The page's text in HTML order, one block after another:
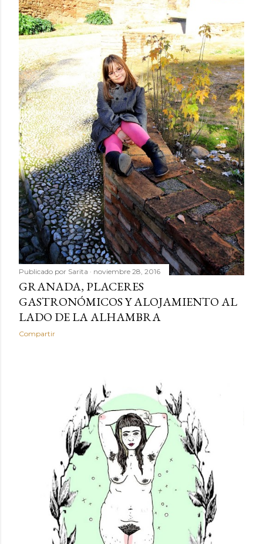
Publicado por Sarita noviembre 28, 2016
GRANADA, PLACERES
GASTRONÓMICOS Y ALOJAMIENTO AL
LADO DE LA ALHAMBRA
Compartir